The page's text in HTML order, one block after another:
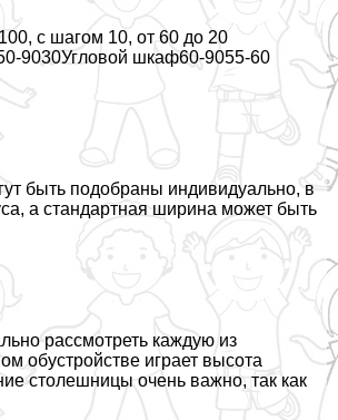
с шагом 10, от 60 до 20
9030Угловой шкаф60-9055-60
быть подобраны индивидуально, в
а стандартная ширина может быть
рассмотреть каждую из
обустройстве играет высота
столешницы очень важно, так как